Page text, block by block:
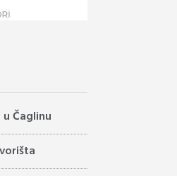
Čaglinu